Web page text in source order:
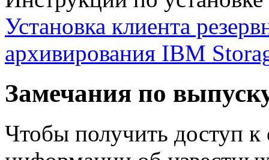
Установка клиента
архивирования IBM
Замечания по
Чтобы получить доступ к